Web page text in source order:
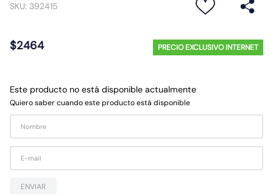
SKU: 392415
$2464 PRECIO EXCLUSIVO INTERNET
Este producto no está disponible actualmente
Quiero saber cuando este producto está disponible
ENVIAR